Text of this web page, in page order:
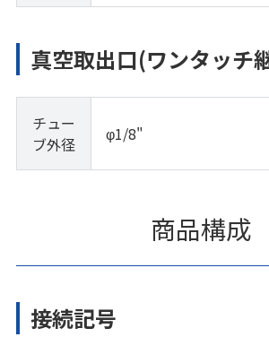
真空取出口(ワンタッチ
チュー
ブ外径
φ1/8"
商品構成
接続記号